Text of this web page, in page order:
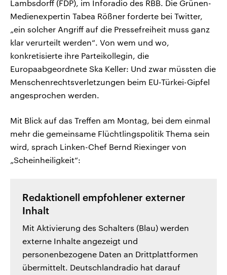
Lambsdorff (FDP), im Inforadio des RBB. Die Grünen-
Medienexpertin Tabea Rößner forderte bei Twitter,
„ein solcher Angriff auf die Pressefreiheit muss ganz
klar verurteilt werden“. Von wem und wo,
konkretisierte ihre Parteikollegin, die
Europaabgeordnete Ska Keller: Und zwar müssten die
Menschenrechtsverletzungen beim EU-Türkei-Gipfel
angesprochen werden.
Mit Blick auf das Treffen am Montag, bei dem einmal
mehr die gemeinsame Flüchtlingspolitik Thema sein
wird, sprach Linken-Chef Bernd Riexinger von
„Scheinheiligkeit“:
Redaktionell empfohlener externer
Inhalt
Mit Aktivierung des Schalters (Blau) werden
externe Inhalte angezeigt und
personenbezogene Daten an Drittplattformen
übermittelt. Deutschlandradio hat darauf